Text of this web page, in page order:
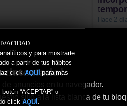
detectado!
anuncios en tu navegador.
sitio a la lista blanca de tu
y para mostrarte
a partir de tus hábitos
click AQUÍ para más
“ACEPTAR” o
click AQUÍ .
Hace 2